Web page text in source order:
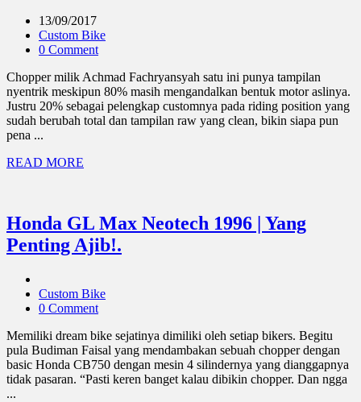
13/09/2017
Custom Bike
0 Comment
Chopper milik Achmad Fachryansyah satu ini punya tampilan
nyentrik meskipun 80% masih mengandalkan bentuk motor aslinya.
Justru 20% sebagai pelengkap customnya pada riding position yang
sudah berubah total dan tampilan raw yang clean, bikin siapa pun
pena ...
READ MORE
Honda GL Max Neotech 1996 | Yang
Penting Ajib!.
Custom Bike
0 Comment
Memiliki dream bike sejatinya dimiliki oleh setiap bikers. Begitu
pula Budiman Faisal yang mendambakan sebuah chopper dengan
basic Honda CB750 dengan mesin 4 silindernya yang dianggapnya
tidak pasaran. “Pasti keren banget kalau dibikin chopper. Dan ngga
...